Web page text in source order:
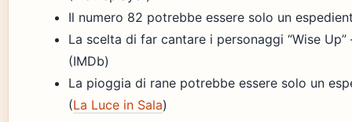
Il numero 82 potrebbe essere solo un
La scelta di far cantare i personaggi “Wise
(IMDb)
La pioggia di rane potrebbe essere solo un
(La Luce in Sala)